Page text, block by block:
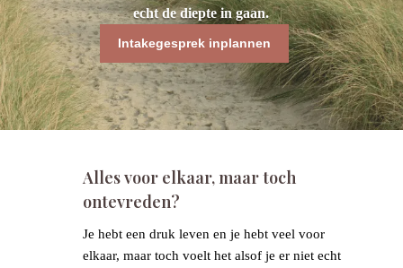
echt de diepte in gaan.
Intakegesprek inplannen
Alles voor elkaar, maar toch
ontevreden?
Je hebt een druk leven en je hebt veel voor
elkaar, maar toch voelt het alsof je er niet echt